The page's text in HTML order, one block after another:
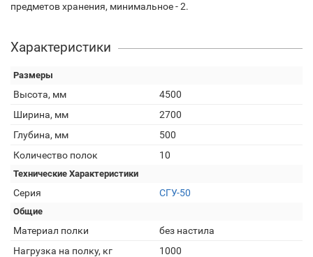
предметов хранения, минимальное - 2.
Характеристики
Размеры
Высота, мм
4500
Ширина, мм
2700
Глубина, мм
500
Количество полок
10
Технические Характеристики
Серия СГУ-50
Общие
Материал полки
без настила
Нагрузка на полку, кг
1000